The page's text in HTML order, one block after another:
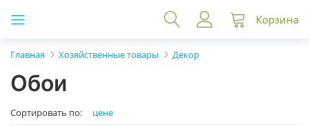
Корзина
Главная Хозяйственные товары Декор
Обои
Сортировать по: цене